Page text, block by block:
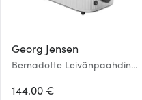
Georg Jensen
Bernadotte Leivänpaahdin
144.00 €